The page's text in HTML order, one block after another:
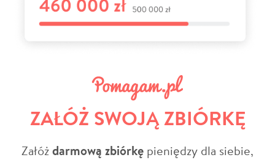
ZAŁÓŻ SWOJĄ ZBIÓRKĘ
Załóżdarmową zbiórkę pieniędzy dla siebie,